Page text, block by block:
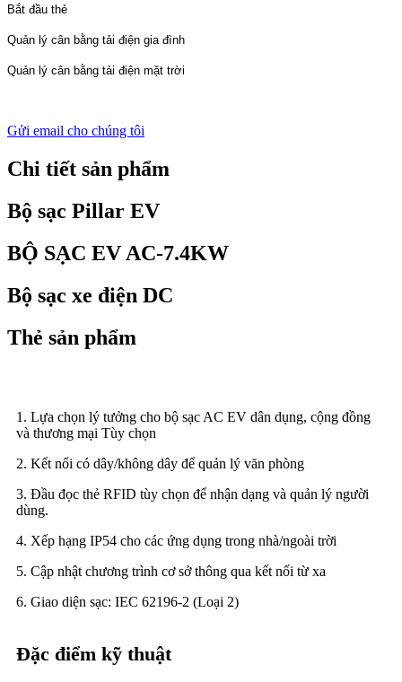
Bắt đầu thẻ
Quản lý cân bằng tải điện gia đình
Quản lý cân bằng tải điện mặt trời
Gửi email cho chúng tôi
Chi tiết sản phẩm
Bộ sạc Pillar EV
BỘ SẠC EV AC-7.4KW
Bộ sạc xe điện DC
Thẻ sản phẩm
1. Lựa chọn lý tưởng cho bộ sạc AC EV dân dụng, cộng đồng
và thương mại Tùy chọn
2. Kết nối có dây/không dây để quản lý văn phòng
3. Đầu đọc thẻ RFID tùy chọn để nhận dạng và quản lý người
dùng.
4. Xếp hạng IP54 cho các ứng dụng trong nhà/ngoài trời
5. Cập nhật chương trình cơ sở thông qua kết nối từ xa
6. Giao diện sạc: IEC 62196-2 (Loại 2)
Đặc điểm kỹ thuật